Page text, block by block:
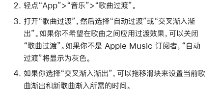
轻点“App”>“音乐”>“歌曲过渡”。
打开“歌曲过渡”，然后选择“自动过渡”或“交叉渐入渐
出”。如果你不希望在歌曲之间应用过渡效果，可以关闭
“歌曲过渡”。如果你不是 Apple Music 订阅者，“自动
过渡”将显示为灰色。
如果你选择“交叉渐入渐出”，可以拖移滑块来设置当前歌
曲渐出和新歌曲渐入所需的时间。